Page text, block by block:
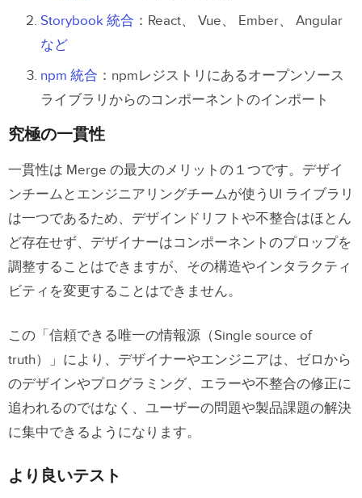
Storybook 統合 ：React、 Vue、 Ember、 Angular
など
npm 統合 ：npmレジストリにあるオープンソース
ライブラリからのコンポーネントのインポート
究極の一貫性
一貫性は Merge の最大のメリットの１つです。デザイ
ンチームとエンジニアリングチームが使うUI ライブラリ
は一つであるため、デザインドリフトや不整合はほとん
ど存在せず、デザイナーはコンポーネントのプロップを
調整することはできますが、その構造やインタラクティ
ビティを変更することはできません。
この「信頼できる唯一の情報源（Single source of
truth）」により、デザイナーやエンジニアは、ゼロから
のデザインやプログラミング、エラーや不整合の修正に
追われるのではなく、ユーザーの問題や製品課題の解決
に集中できるようになります。
より良いテスト